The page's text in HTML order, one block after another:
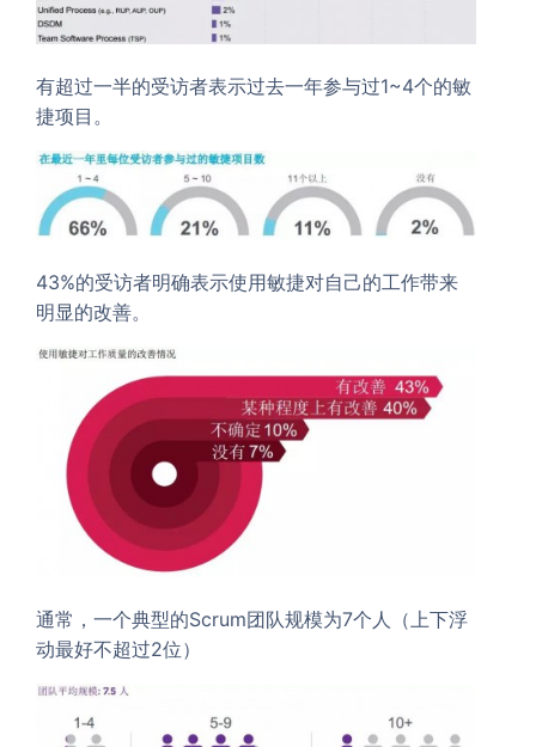
有超过一半的受访者表示过去一年参与过1~4个的敏
捷项目。
43%的受访者明确表示使用敏捷对自己的工作带来
明显的改善。
通常，一个典型的Scrum团队规模为7个人（上下浮
动最好不超过2位）